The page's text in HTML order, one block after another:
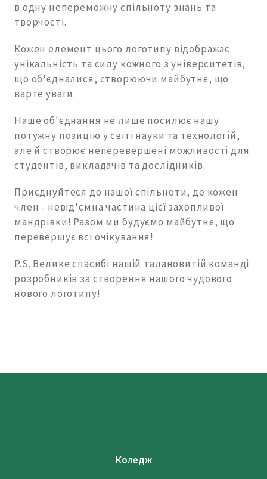
в одну непереможну спільноту знань та
творчості.
Кожен елемент цього логотипу відображає
унікальність та силу кожного з університетів,
що об'єдналися, створюючи майбутнє, що
варте уваги.
Наше об'єднання не лише посилює нашу
потужну позицію у світі науки та технологій,
але й створює неперевершені можливості для
студентів, викладачів та дослідників.
Приєднуйтеся до нашої спільноти, де кожен
член - невід'ємна частина цієї захопливої
мандрівки! Разом ми будуємо майбутнє, що
перевершує всі очікування!
P.S. Велике спасибі нашій талановитій команді
розробників за створення нашого чудового
нового логотипу!
Коледж